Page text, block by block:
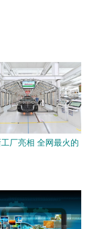
厂亮相 全网最火的